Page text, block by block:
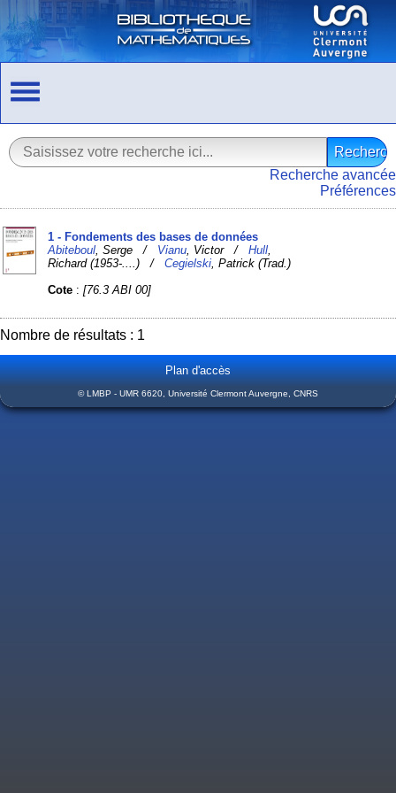
Recherche avancée
Préférences
1 - Fondements des bases de données
Abiteboul , Serge / Vianu , Victor /Hull
Richard (1953-....) /Cegielski , Patrick (Trad.)
Cote :[76.3 ABI 00]
Nombre de résultats : 1
Plan d'accès
© LMBP - UMR 6620, Université Clermont Auvergne, CNRS